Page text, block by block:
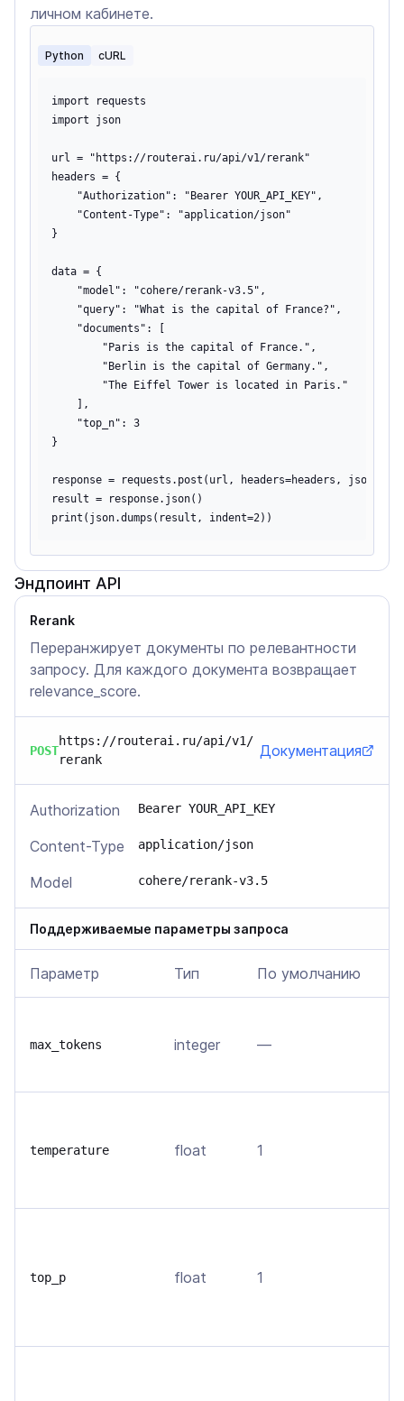
личном кабинете.
Python cURL
import requests
import json
url = "https://routerai.ru/api/v1/rerank"
headers = {
    "Authorization": "Bearer YOUR_API_KEY",
    "Content-Type": "application/json"
}
data = {
    "model": "cohere/rerank-v3.5",
    "query": "What is the capital of France?",
    "documents": [
        "Paris is the capital of France.",
        "Berlin is the capital of Germany.",
        "The Eiffel Tower is located in Paris."
    ],
    "top_n": 3
}
response = requests.post(url, headers=headers,
result = response.json()
Эндпоинт API
Rerank
Переранжирует документы по релевантности
запросу. Для каждого документа возвращает
relevance_score.
POST
https://routerai.ru/api/v1/
rerank
Документация
Authorization Bearer YOUR_API_KEY
Content-Type application/json
Model cohere/rerank-v3.5
Поддерживаемые параметры запроса
Параметр Тип По умолчанию
max_tokens integer —
temperature float 1
top_p float 1